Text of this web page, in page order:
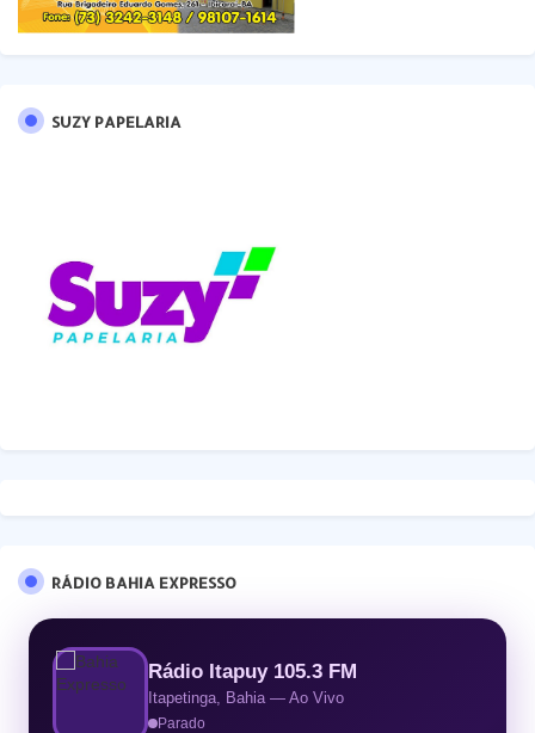
SUZY PAPELARIA
RÁDIO BAHIA EXPRESSO
Rádio Itapuy 105.3 FM
Itapetinga, Bahia — Ao Vivo
Parado